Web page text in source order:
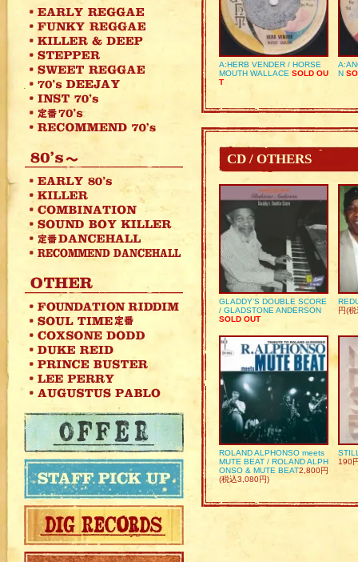
A:HERB VENDER / HORSE
MOUTH WALLACE SOLD OU
T
N
CD / OTHERS
GLADDY’S DOUBLE SCORE
/ GLADSTONE ANDERSON
SOLD OUT
円(
ROLAND ALPHONSO meets
MUTE BEAT / ROLAND ALPH
ONSO & MUTE BEAT2,800円
(税込3,080円)
190